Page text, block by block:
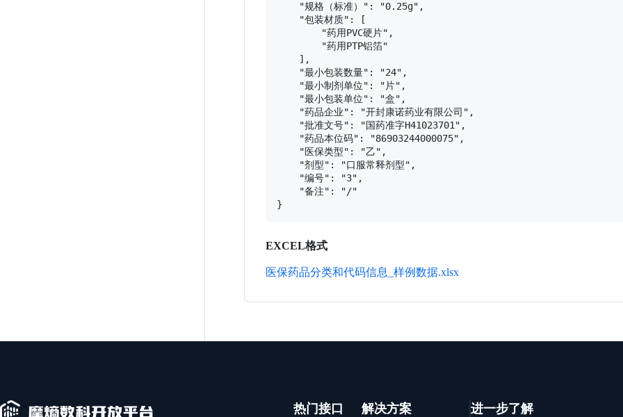
    "规格（标准）": "0.25g",
    "包装材质": [
        "药用PVC硬片",
        "药用PTP铝箔"
    ],
    "最小包装数量": "24",
    "最小制剂单位": "片",
    "最小包装单位": "盒",
    "药品企业": "开封康诺药业有限公司",
    "批准文号": "国药准字H41023701",
    "药品本位码": "86903244000075",
    "医保类型": "乙",
    "剂型": "口服常释剂型",
    "编号": "3",
    "备注": "/"
EXCEL格式
医保药品分类和代码信息_样例数据.xlsx
热门接口 解决方案 进一步了解